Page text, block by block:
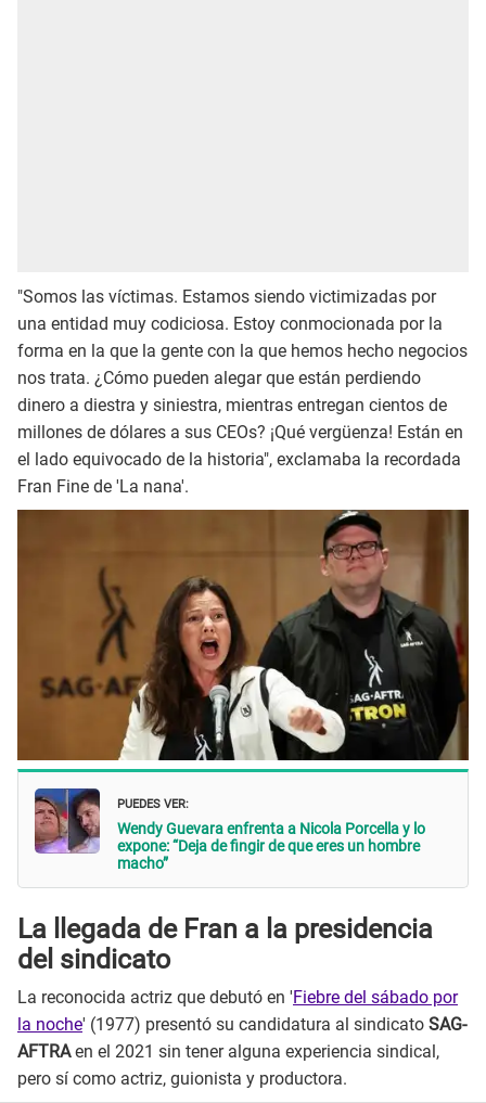
"Somos las víctimas. Estamos siendo victimizadas por
una entidad muy codiciosa. Estoy conmocionada por la
forma en la que la gente con la que hemos hecho negocios
nos trata. ¿Cómo pueden alegar que están perdiendo
dinero a diestra y siniestra, mientras entregan cientos de
millones de dólares a sus CEOs? ¡Qué vergüenza! Están en
el lado equivocado de la historia", exclamaba la recordada
Fran Fine de 'La nana'.
PUEDES VER:
Wendy Guevara enfrenta a Nicola Porcella y lo
expone: “Deja de fingir de que eres un hombre
macho”
La llegada de Fran a la presidencia
del sindicato
La reconocida actriz que debutó en 'Fiebre del sábado por
la noche' (1977) presentó su candidatura al sindicato SAG-
AFTRAen el 2021 sin tener alguna experiencia sindical,
pero sí como actriz, guionista y productora.